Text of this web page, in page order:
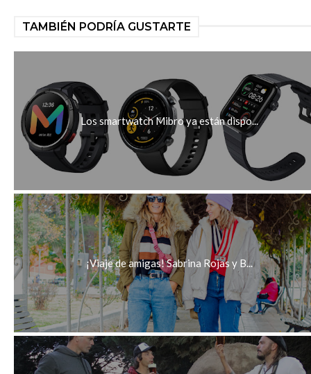
TAMBIÉN PODRÍA GUSTARTE
Los smartwatch Mibro ya están dispo...
¡Viaje de amigas! Sabrina Rojas y B...